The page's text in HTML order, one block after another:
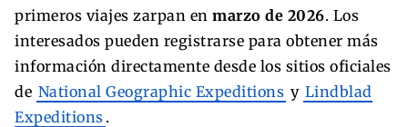
primeros viajes zarpan en marzo de 2026. Los
interesados pueden registrarse para obtener más
información directamente desde los sitios oficiales
de National Geographic Expeditions y Lindblad
Expeditions .